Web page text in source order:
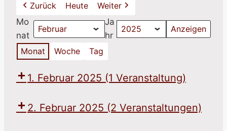
Zurück
Heute
Weiter
Mo
nat
Ja
hr
Monat
Woche Tag
1. Februar 2025 (1 Veranstaltung)
2. Februar 2025 (2 Veranstaltungen)